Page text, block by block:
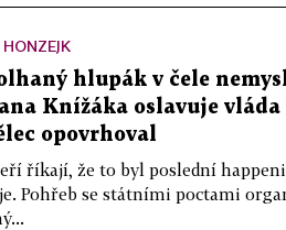
HONZEJK
hlupák v čele
Knížáka oslavuje vláda
opovrhoval
říkají, že to byl poslední
Pohřeb se státními poctami